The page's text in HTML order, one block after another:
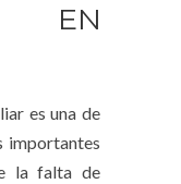
EN
es una de
importantes
la falta de